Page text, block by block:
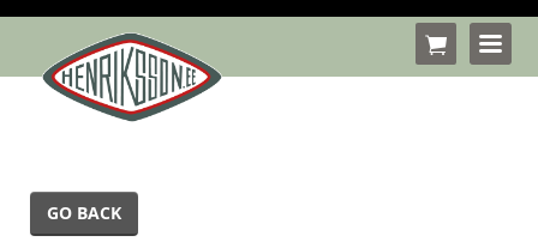
GO BACK